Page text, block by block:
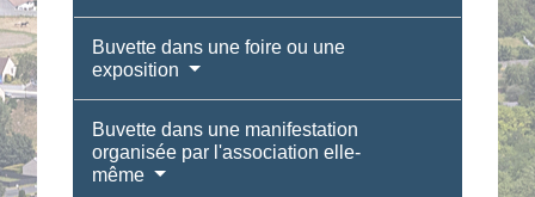
Buvette dans une foire ou une
exposition
Buvette dans une manifestation
organisée par l'association elle-
même